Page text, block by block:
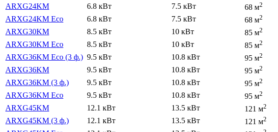
ARXG24KM
6.8 кВт 7.5 кВт 68 м2
ARXG24KM Eco
6.8 кВт 7.5 кВт 68 м2
ARXG30KM
8.5 кВт 10 кВт 85 м2
ARXG30KM Eco
8.5 кВт 10 кВт 85 м2
ARXG36KM Eco (3 ф.) 9.5 кВт 10.8 кВт 95 м2
ARXG36KM
9.5 кВт 10.8 кВт 95 м2
ARXG36KM (3 ф.)
9.5 кВт 10.8 кВт 95 м2
ARXG36KM Eco
9.5 кВт 10.8 кВт 95 м2
ARXG45KM
12.1 кВт 13.5 кВт 121 м2
ARXG45KM (3 ф.)
12.1 кВт 13.5 кВт 121 м2